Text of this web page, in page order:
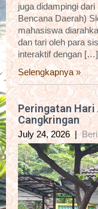
juga didampingi
Bencana Daerah)
mahasiswa
dan tari oleh para
interaktif dengan […]
Selengkapnya »
Peringatan Hari
Cangkringan
July 24, 2026 |